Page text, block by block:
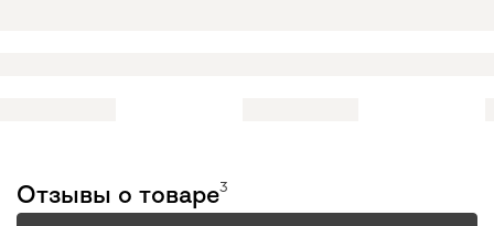
Отзывы о товаре3